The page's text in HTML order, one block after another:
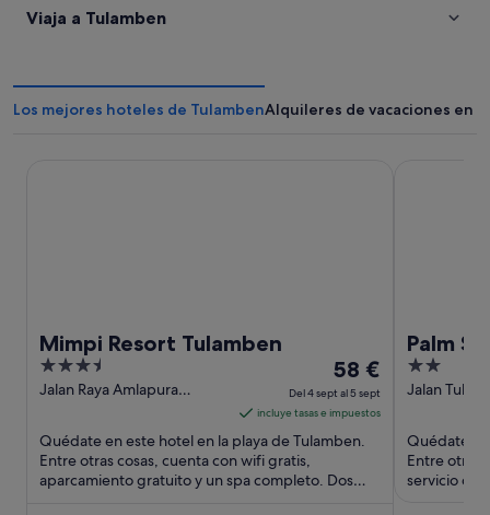
Viaja a Tulamben
Los mejores hoteles de TulambenAlquileres de vacaciones en
Mimpi Resort Tulamben
3.5
out
5
Jalan Raya Amlapura
El
precio
es
de
por
58 €
Del 4 sept al 5 sept
incluye tasas e impuestos
Quédate en este hotel en la playa de Tulamben.
Entre otras cosas, cuenta con wifi gratis,
aparcamiento gratuito y un spa completo. Dos
Palm
2
out
5
Jalan
Quédate
Entre otras
servicio de